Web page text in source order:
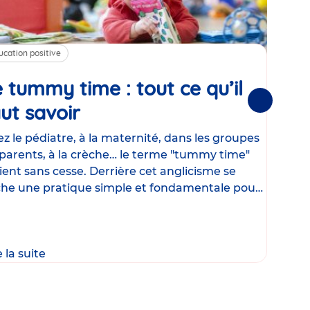
positive
tummy time : tout ce qu’il
savoirArticle
le pédiatre, à la maternité, dans les groupes
à la crèche… le terme "tummy time"
sans cesse. Derrière cet anglicisme se
une pratique simple et fondamentale pour
la suite
Suivantes